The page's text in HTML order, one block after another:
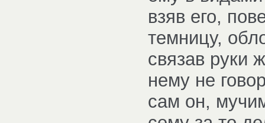
взяв его,
темницу,
связав руки
нему не
сам он,